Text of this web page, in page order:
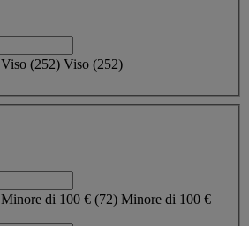
Viso (252) Viso (252)
Minore di 100 € (72) Minore di 100 €